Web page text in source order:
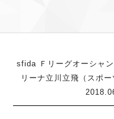
U-23選抜
チケット
メディア情報
順位表
戦績表
警告・退場・出場停止
エスポラーダ北海
バルドラール浦安
チケットを買う
アリーナ情報
sfida Ｆリーグオーシ
リーナ立川立飛（スポ